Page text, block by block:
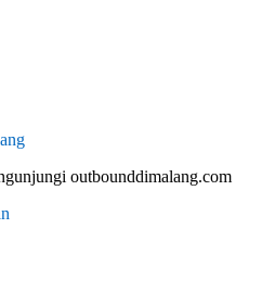
outbounddimalang.com